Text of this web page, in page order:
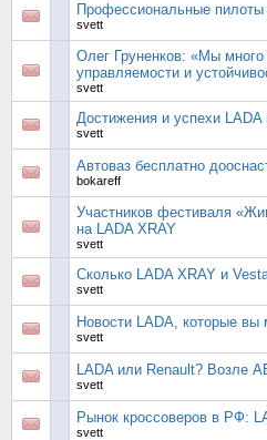
Профессиональные пилоты
svett
Олег Груненков: «Мы
управляемости и
svett
Достижения и успехи LADA
svett
Автоваз бесплатно
bokareff
Участников фестиваля
на LADA XRAY
svett
Сколько LADA XRAY и
svett
Новости LADA, которые вы
svett
LADA или Renault? Возле
svett
Рынок кроссоверов в РФ:
svett